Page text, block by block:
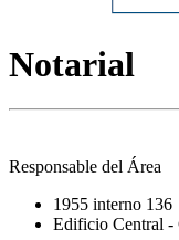
Notarial
Responsable del Área
1955 interno 136
Edificio Central -